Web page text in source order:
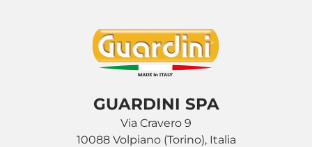
GUARDINI SPA
Via Cravero 9
10088 Volpiano (Torino), Italia